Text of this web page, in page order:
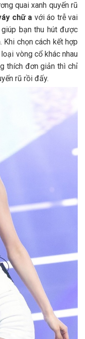
quai xanh quyến rũ
chữ a với áo trễ vai
bạn thu hút được
chọn cách kết hợp
vòng cổ khác nhau
thích đơn giản thì chỉ
rũ rồi đấy.